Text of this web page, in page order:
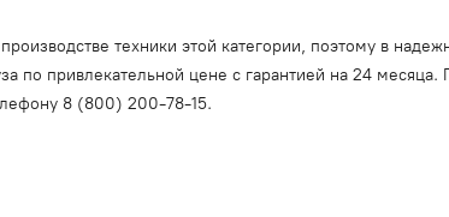
техники этой категории, поэтому в
по привлекательной цене с гарантией на 24
8 (800) 200-78-15.